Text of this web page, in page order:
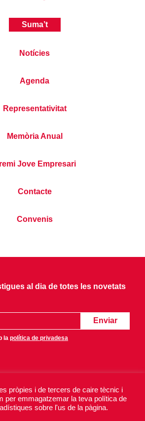
Suma’t
Notícies
Agenda
Representativitat
Memòria Anual
Jove Empresari
Contacte
Convenis
al dia de totes les novetats
la política de privadesa
- Tots els drets reservats.
Política de privadesa
pròpies i de tercers de caire tècnic i
per emmagatzemar la teva política de
sobre l'us de la pàgina.